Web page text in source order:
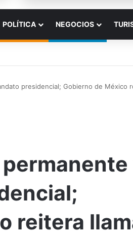
POLÍTICA NEGOCIOS
presidencial; Gobierno de México
permanente
reitera